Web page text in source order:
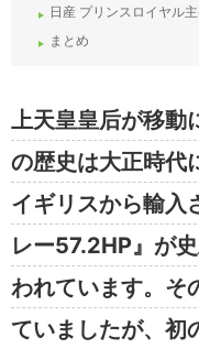
日産 プリンスロイヤル
まとめ
上天皇皇后が移動
の歴史は大正時代
イギリスから輸入
レー57.2HP』が
われています。そ
ていましたが、初